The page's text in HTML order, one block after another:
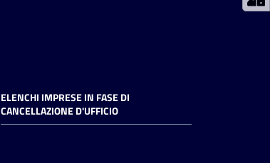
ELENCHI IMPRESE IN FASE DI
CANCELLAZIONE D'UFFICIO